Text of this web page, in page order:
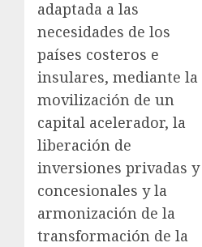
adaptada a las
necesidades de los
países costeros e
insulares, mediante la
movilización de un
capital acelerador, la
liberación de
inversiones privadas y
concesionales y la
armonización de la
transformación de la